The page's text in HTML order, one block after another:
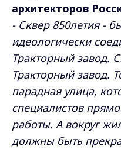
архитекторов
- Сквер 850летия -
идеологически
Тракторный завод.
Тракторный завод.
парадная улица,
специалистов
работы. А вокруг
должны быть